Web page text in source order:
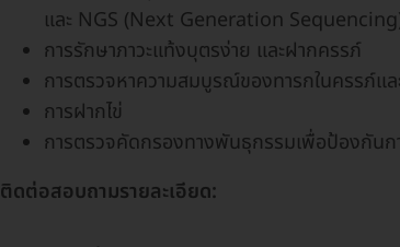
และ NGS (Next Generation
การรักษาภาวะแท้งบุตรง่าย และฝากครรภ์
การตรวจหาความสมบูรณ์ของทารกในครรภ์แล
การฝากไข่
การตรวจคัดกรองทางพันธุกรรมเพื่อป้องกัน
ติดต่อสอบถามรายละเอียด: